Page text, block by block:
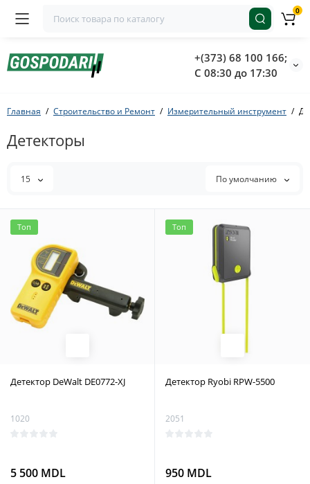
+(373) 68 100 166;
С 08:30 до 17:30
0
Главная Строительство и Ремонт Измерительный инструмент
Детекторы
15 По умолчанию
Топ
Детектор DeWalt DE0772-XJ
1020
5 500 MDL
Топ
Детектор Ryobi RPW-5500
2051
950 MDL